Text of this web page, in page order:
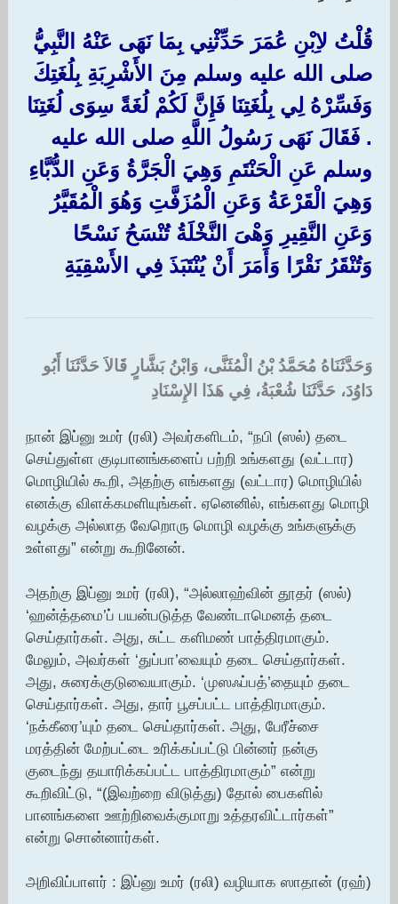
قُلْتُ لاِبْنِ عُمَرَ حَدِّثْنِي بِمَا نَهَى عَنْهُ النَّبِيُّ
صلى الله عليه وسلم مِنَ الأَشْرِبَةِ بِلُغَتِكَ
وَفَسِّرْهُ لِي بِلُغَتِنَا فَإِنَّ لَكُمْ لُغَةً سِوَى لُغَتِنَا
‏.‏ فَقَالَ نَهَى رَسُولُ اللَّهِ صلى الله عليه
وسلم عَنِ الْحَنْتَمِ وَهِيَ الْجَرَّةُ وَعَنِ الدُّبَّاءِ
وَهِيَ الْقَرْعَةُ وَعَنِ الْمُزَفَّتِ وَهُوَ الْمُقَيَّرُ
وَعَنِ النَّقِيرِ وَهْىَ النَّخْلَةُ تُنْسَحُ نَسْحًا
وَتُنْقَرُ نَقْرًا وَأَمَرَ أَنْ يُنْتَبَذَ فِي الأَسْقِيَةِ
وَحَدَّثَنَاهُ مُحَمَّدُ بْنُ الْمُثَنَّى، وَابْنُ بَشَّارٍ قَالاَ حَدَّثَنَا أَبُو
دَاوُدَ، حَدَّثَنَا شُعْبَةُ، فِي هَذَا الإِسْنَادِ ‏
நான் இப்னு உமர் (ரலி) அவர்களிடம், “நபி (ஸல்) தடை
செய்துள்ள குடிபானங்களைப் பற்றி உங்களது (வட்டார)
மொழியில் கூறி, அதற்கு எங்களது (வட்டார) மொழியில்
எனக்கு விளக்கமளியுங்கள். ஏனெனில், எங்களது மொழி
வழக்கு அல்லாத வேறொரு மொழி வழக்கு உங்களுக்கு
உள்ளது” என்று கூறினேன்.
அதற்கு இப்னு உமர் (ரலி), “அல்லாஹ்வின் தூதர் (ஸல்)
‘ஹன்த்தமை’ப் பயன்படுத்த வேண்டாமெனத் தடை
செய்தார்கள். அது, சுட்ட களிமண் பாத்திரமாகும்.
மேலும், அவர்கள் ‘துப்பா’வையும் தடை செய்தார்கள்.
அது, சுரைக்குடுவையாகும். ‘முஸஃப்பத்’தையும் தடை
செய்தார்கள். அது, தார் பூசப்பட்ட பாத்திரமாகும்.
‘நக்கீரை’யும் தடை செய்தார்கள். அது, பேரீச்சை
மரத்தின் மேற்பட்டை உரிக்கப்பட்டு பின்னர் நன்கு
குடைந்து தயாரிக்கப்பட்ட பாத்திரமாகும்” என்று
கூறிவிட்டு, “(இவற்றை விடுத்து) தோல் பைகளில்
பானங்களை ஊற்றிவைக்குமாறு உத்தரவிட்டார்கள்”
என்று சொன்னார்கள்.
அறிவிப்பாளர் : இப்னு உமர் (ரலி) வழியாக ஸாதான் (ரஹ்)